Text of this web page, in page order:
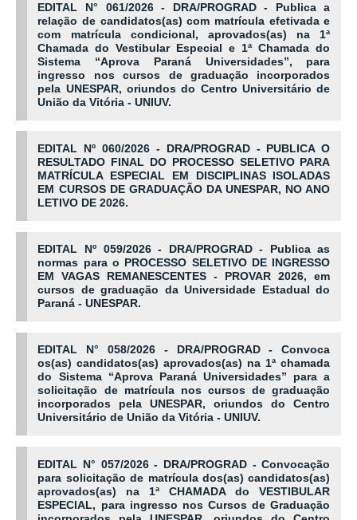
EDITAL N° 061/2026 - DRA/PROGRAD - Publica a
relação de candidatos(as) com matrícula efetivada e
com matrícula condicional, aprovados(as) na 1ª
Chamada do Vestibular Especial e 1ª Chamada do
Sistema “Aprova Paraná Universidades”, para
ingresso nos cursos de graduação incorporados
pela UNESPAR, oriundos do Centro Universitário de
União da Vitória - UNIUV.
EDITAL Nº 060/2026 - DRA/PROGRAD - PUBLICA O
RESULTADO FINAL DO PROCESSO SELETIVO PARA
MATRÍCULA ESPECIAL EM DISCIPLINAS ISOLADAS
EM CURSOS DE GRADUAÇÃO DA UNESPAR, NO ANO
LETIVO DE 2026.
EDITAL Nº 059/2026 - DRA/PROGRAD - Publica as
normas para o PROCESSO SELETIVO DE INGRESSO
EM VAGAS REMANESCENTES - PROVAR 2026, em
cursos de graduação da Universidade Estadual do
Paraná - UNESPAR.
EDITAL N° 058/2026 - DRA/PROGRAD - Convoca
os(as) candidatos(as) aprovados(as) na 1ª chamada
do Sistema “Aprova Paraná Universidades” para a
solicitação de matrícula nos cursos de graduação
incorporados pela UNESPAR, oriundos do Centro
Universitário de União da Vitória - UNIUV.
EDITAL N° 057/2026 - DRA/PROGRAD - Convocação
para solicitação de matrícula dos(as) candidatos(as)
aprovados(as) na 1ª CHAMADA do VESTIBULAR
ESPECIAL, para ingresso nos Cursos de Graduação